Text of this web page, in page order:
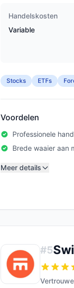
Handelskosten
Variable
Stocks ETFs
Voordelen
Professionele
Brede waaier aan
Meer details
#5